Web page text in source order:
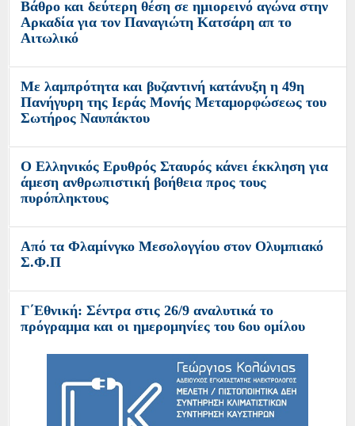
Βάθρο και δεύτερη θέση σε ημιορεινό αγώνα στην
Αρκαδία για τον Παναγιώτη Κατσάρη απ το
Αιτωλικό
Με λαμπρότητα και βυζαντινή κατάνυξη η 49η
Πανήγυρη της Ιεράς Μονής Μεταμορφώσεως του
Σωτήρος Ναυπάκτου
Ο Ελληνικός Ερυθρός Σταυρός κάνει έκκληση για
άμεση ανθρωπιστική βοήθεια προς τους
πυρόπληκτους
Από τα Φλαμίνγκο Μεσολογγίου στον Ολυμπιακό
Σ.Φ.Π
Γ΄Εθνική: Σέντρα στις 26/9 αναλυτικά το
πρόγραμμα και οι ημερομηνίες του 6ου ομίλου